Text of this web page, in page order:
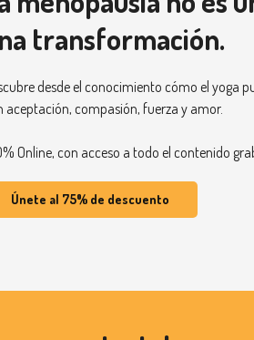
transformación.
desde el conocimiento cómo el yoga
aceptación, compasión, fuerza y amor.
Online, con acceso a todo el contenido
Únete al 75% de descuento